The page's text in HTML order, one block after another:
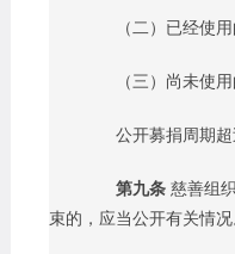
（二）已经使用
（三）尚未使用
公开募捐周期超
第九条 慈善组
束的，应当公开有关情